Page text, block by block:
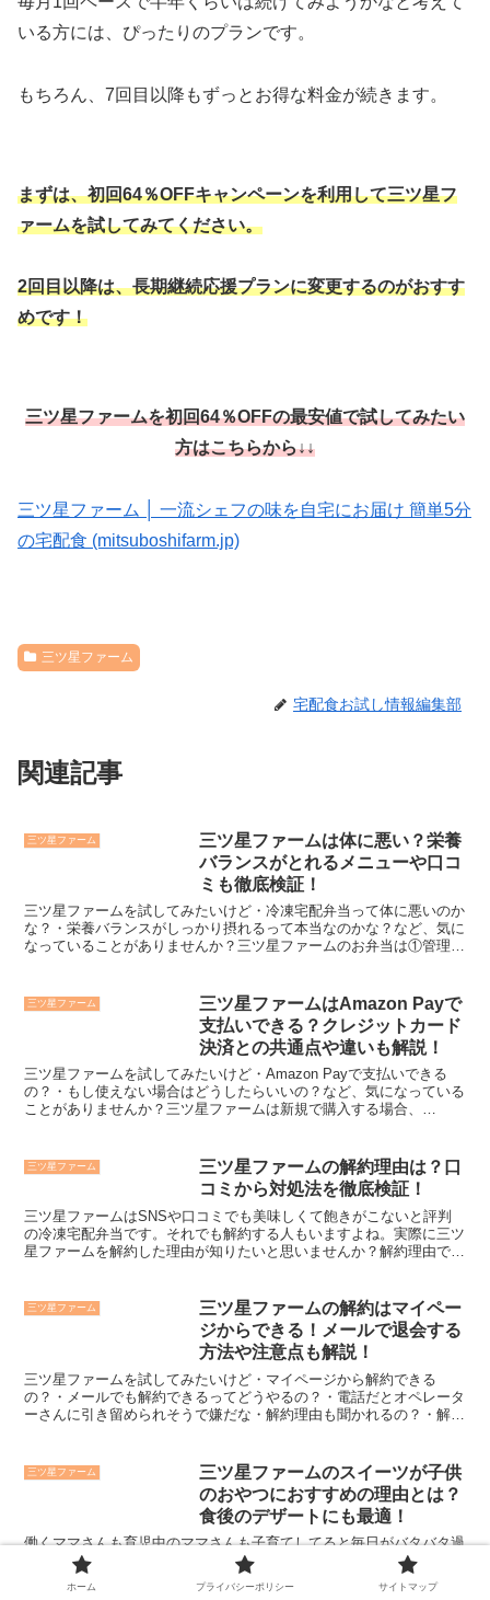
いる方には、ぴったりのプランです。
もちろん、7回目以降もずっとお得な料金が続きます。
まずは、初回64％OFFキャンペーンを利用して三ツ星フ
ァームを試してみてください。
2回目以降は、長期継続応援プランに変更するのがおすす
めです！
三ツ星ファームを初回64％OFFの最安値で試してみたい
方はこちらから↓↓
三ツ星ファーム │ 一流シェフの味を自宅にお届け 簡単5分
の宅配食 (mitsuboshifarm.jp)
三ツ星ファーム
宅配食お試し情報編集部
関連記事
三ツ星ファーム
三ツ星ファームは体に悪い？栄養
バランスがとれるメニューや口コ
ミも徹底検証！
三ツ星ファームを試してみたいけど・冷凍宅配弁当って体に悪いのか
な？・栄養バランスがしっかり摂れるって本当なのかな？など、気に
なっていることがありませんか？三ツ星ファームのお弁当は①管理栄
三ツ星ファーム
三ツ星ファームはAmazon Payで
支払いできる？クレジットカード
決済との共通点や違いも解説！
三ツ星ファームを試してみたいけど・Amazon Payで支払いできる
の？・もし使えない場合はどうしたらいいの？など、気になっている
ことがありませんか？三ツ星ファームは新規で購入する場合、
三ツ星ファーム
三ツ星ファームの解約理由は？口
コミから対処法を徹底検証！
三ツ星ファームはSNSや口コミでも美味しくて飽きがこないと評判
の冷凍宅配弁当です。それでも解約する人もいますよね。実際に三ツ
星ファームを解約した理由が知りたいと思いませんか？解約理由で一
三ツ星ファーム
三ツ星ファームの解約はマイペー
ジからできる！メールで退会する
方法や注意点も解説！
三ツ星ファームを試してみたいけど・マイページから解約できる
の？・メールでも解約できるってどうやるの？・電話だとオペレータ
ーさんに引き留められそうで嫌だな・解約理由も聞かれるの？・解約
三ツ星ファーム
三ツ星ファームのスイーツが子供
のおやつにおすすめの理由とは？
食後のデザートにも最適！
働くママさんも育児中のママさんも子育てしてると毎日がバタバタ過
ぎていきますよね。子どもに手の込んだお菓子を作ってあげたくても
時間が本当にない・・・かといって、糖分や塩分が多い市販のお菓子
はなるべく食べさせたくないなって思いますよね。安心して...
ホーム プライバシーポリシー サイトマップ